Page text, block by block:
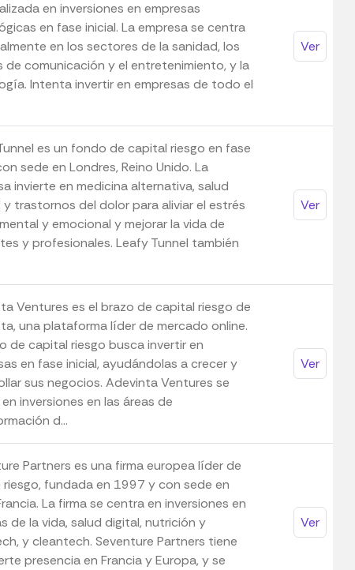
en inversiones en empresas
en fase inicial. La empresa se centra
en los sectores de la sanidad, los
de comunicación y el entretenimiento, y la
Intenta invertir en empresas de todo el
Ver
es un fondo de capital riesgo en fase
sede en Londres, Reino Unido. La
invierte en medicina alternativa, salud
y trastornos del dolor para aliviar el estrés
y emocional y mejorar la vida de
y profesionales. Leafy Tunnel también
Ver
Ventures es el brazo de capital riesgo de
una plataforma líder de mercado online.
de capital riesgo busca invertir en
en fase inicial, ayudándolas a crecer y
sus negocios. Adevinta Ventures se
inversiones en las áreas de
d...
Ver
Partners es una firma europea líder de
fundada en 1997 y con sede en
La firma se centra en inversiones en
de la vida, salud digital, nutrición y
y cleantech. Seventure Partners tiene
presencia en Francia y Europa, y se
Ver